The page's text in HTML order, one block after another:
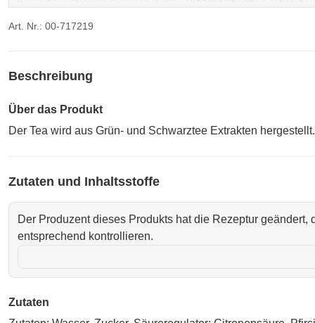
Art. Nr.: 00-717219
Beschreibung
Über das Produkt
Der Tea wird aus Grün- und Schwarztee Extrakten
Zutaten und Inhaltsstoffe
Der Produzent dieses Produkts hat die Rezeptur
entsprechend kontrollieren.
Zutaten